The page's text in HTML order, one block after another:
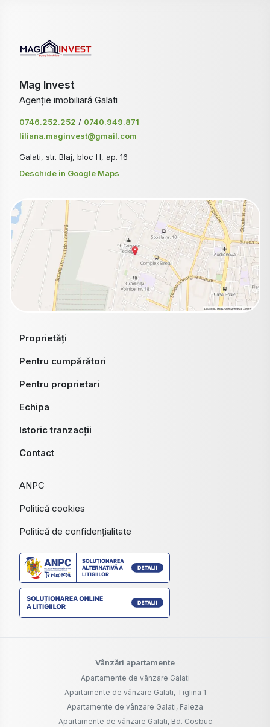
Mag Invest
Agenție imobiliară Galati
0746.252.252 / 0740.949.871
liliana.maginvest@gmail.com
Galati, str. Blaj, bloc H, ap. 16
Deschide în Google Maps
Proprietăți
Pentru cumpărători
Pentru proprietari
Echipa
Istoric tranzacții
Contact
ANPC
Politică cookies
Politică de confidențialitate
Vânzări apartamente
Apartamente de vânzare Galati
Apartamente de vânzare Galati, Tiglina 1
Apartamente de vânzare Galati, Faleza
Apartamente de vânzare Galati, Bd. Cosbuc